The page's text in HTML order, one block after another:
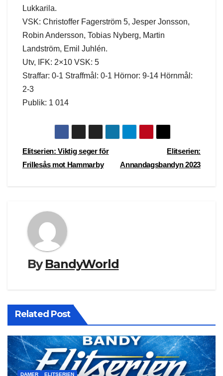
Lukkarila.
VSK: Christoffer Fagerström 5, Jesper Jonsson,
Robin Andersson, Tobias Nyberg, Martin
Landström, Emil Juhlén.
Utv, IFK: 2×10 VSK: 5
Straffar: 0-1 Straffmål: 0-1 Hörnor: 9-14 Hörnmål:
2-3
Publik: 1 014
Post
navigation
Elitserien:
Annandagsbandyn 2023
Elitserien: Viktig seger för
Frillesås mot Hammarby
ByBandyWorld
Related Post
DAMER ELITSERIEN